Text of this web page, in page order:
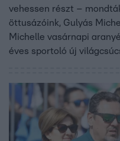
vehessen részt –
öttusázóink, Gulyás
Michelle vasárnapi
éves sportoló új
lövészettel kombinált
tudta véghez vinni eddig
helyről. Mindkét
tizenötezren követték